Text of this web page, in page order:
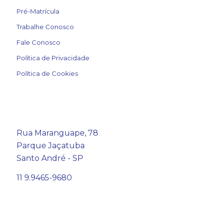
Pré-Matrícula
Trabalhe Conosco
Fale Conosco
Política de Privacidade
Política de Cookies
Rua Maranguape, 78
Parque Jaçatuba
Santo André - SP
11 9.9465-9680